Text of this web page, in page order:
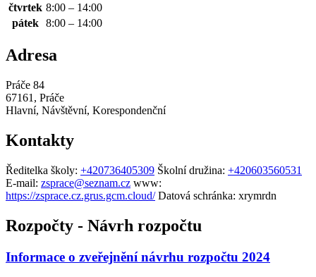
čtvrtek 8:00 – 14:00
pátek 8:00 – 14:00
Adresa
Práče 84
67161, Práče
Hlavní, Návštěvní, Korespondenční
Kontakty
Ředitelka školy: +420736405309 Školní družina: +420603560531
E-mail: zsprace@seznam.cz www:
https://zsprace.cz.grus.gcm.cloud/ Datová schránka: xrymrdn
Rozpočty - Návrh rozpočtu
Informace o zveřejnění návrhu rozpočtu 2024